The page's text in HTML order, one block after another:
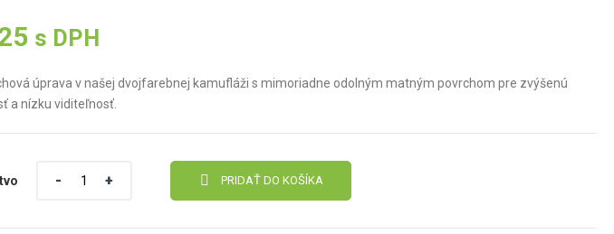
s DPH
úprava v našej dvojfarebnej kamufláži s mimoriadne odolným matným povrchom pre zvýšenú
a nízku viditeľnosť.
Množstvo
PRIDAŤ DO KOŠÍKA